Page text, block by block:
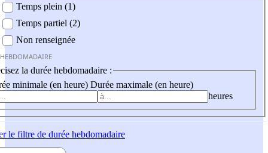
Temps plein (1)
Temps partiel (2)
Non renseignée
la durée hebdomadaire :
minimale (en heure) Durée maximale (en heure)
heures
le filtre de durée hebdomadaire